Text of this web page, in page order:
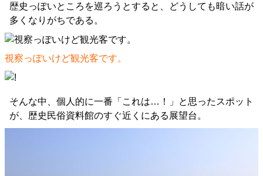
歴史っぽいところを巡ろうとすると、どうしても暗い話が
多くなりがちである。
視察っぽいけど観光客です。
そんな中、個人的に一番「これは…！」と思ったスポット
が、歴史民俗資料館のすぐ近くにある展望台。